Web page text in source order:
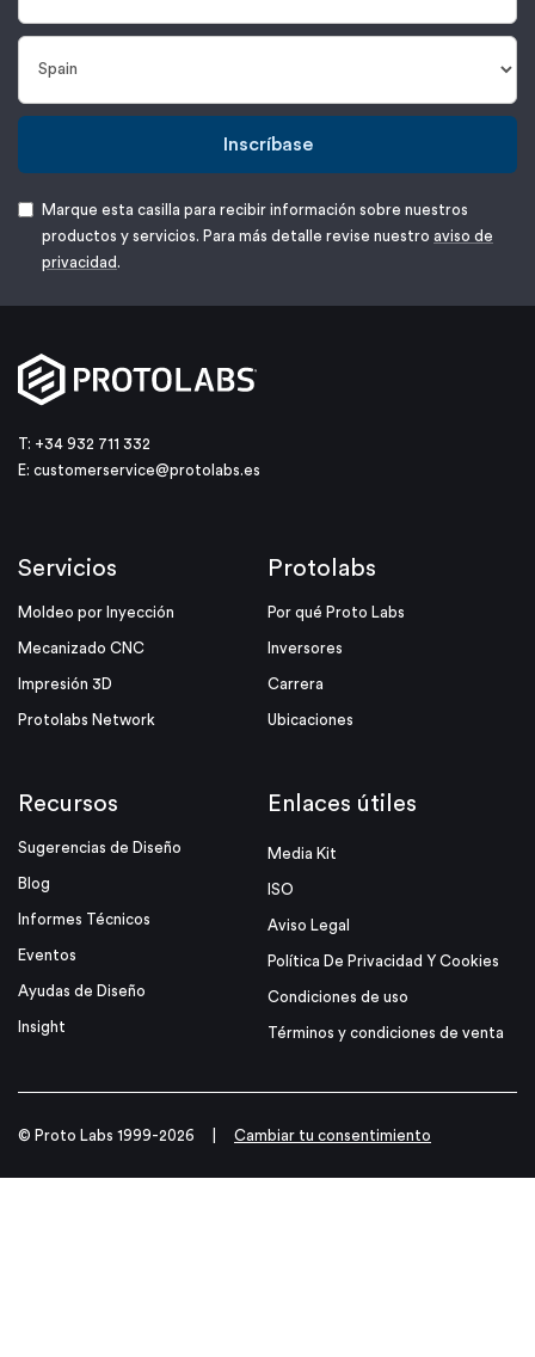
Inscríbase
Marque esta casilla para recibir información sobre nuestros
productos y servicios. Para más detalle revise nuestro aviso de
privacidad .
T: +34 932 711 332
E: customerservice@protolabs.es
Servicios
Moldeo por Inyección
Mecanizado CNC
Impresión 3D
Protolabs Network
Protolabs
Por qué Proto Labs
Inversores
Carrera
Ubicaciones
Recursos
Sugerencias de Diseño
Blog
Informes Técnicos
Eventos
Ayudas de Diseño
Insight
Enlaces útiles
Media Kit
ISO
Aviso Legal
Política De Privacidad Y Cookies
Condiciones de uso
Términos y condiciones de venta
© Proto Labs 1999-2026 Cambiar tu consentimiento